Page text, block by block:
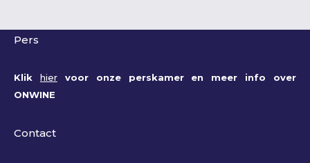
Pers
Klik hiervoor onze perskamer en meer info over
ONWINE
Contact